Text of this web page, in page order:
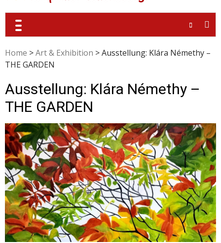
Home >Art & Exhibition >Ausstellung: Klára Némethy –
THE GARDEN
Ausstellung: Klára Némethy –
THE GARDEN